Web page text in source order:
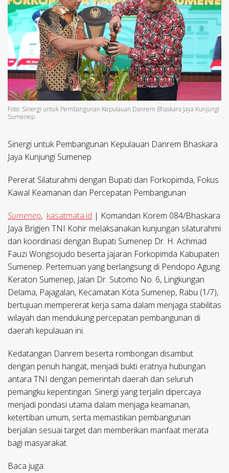
Foto: Sinergi untuk Pembangunan Kepulauan Danrem Bhaskara Jaya Kunjungi
Sumenep.
Sinergi untuk Pembangunan Kepulauan Danrem Bhaskara
Jaya Kunjungi Sumenep
Pererat Silaturahmi dengan Bupati dan Forkopimda, Fokus
Kawal Keamanan dan Percepatan Pembangunan
Sumenep, kasatmata.id | Komandan Korem 084/Bhaskara
Jaya Brigjen TNI Kohir melaksanakan kunjungan silaturahmi
dan koordinasi dengan Bupati Sumenep Dr. H. Achmad
Fauzi Wongsojudo beserta jajaran Forkopimda Kabupaten
Sumenep. Pertemuan yang berlangsung di Pendopo Agung
Keraton Sumenep, Jalan Dr. Sutomo No. 6, Lingkungan
Delama, Pajagalan, Kecamatan Kota Sumenep, Rabu (1/7),
bertujuan mempererat kerja sama dalam menjaga stabilitas
wilayah dan mendukung percepatan pembangunan di
daerah kepulauan ini.
Kedatangan Danrem beserta rombongan disambut
dengan penuh hangat, menjadi bukti eratnya hubungan
antara TNI dengan pemerintah daerah dan seluruh
pemangku kepentingan. Sinergi yang terjalin dipercaya
menjadi pondasi utama dalam menjaga keamanan,
ketertiban umum, serta memastikan pembangunan
berjalan sesuai target dan memberikan manfaat merata
bagi masyarakat.
Baca juga: